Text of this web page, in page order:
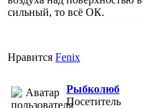
сильный, то всё ОК.
Нравится Fenix
Рыбколюб
Посетитель